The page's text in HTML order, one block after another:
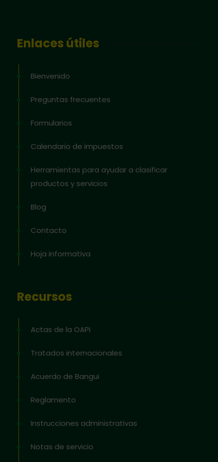
Enlaces útiles
Bienvenido
Preguntas frecuentes
Formularios
Calendario de impuestos
Herramientas para ayudar a clasificar
productos y servicios
Blog
Contacto
Hoja informativa
Recursos
Actas de la OAPI
Tratados internacionales
Acuerdo de Bangui
Reglamento
Instrucciones administrativas
Notas de servicio